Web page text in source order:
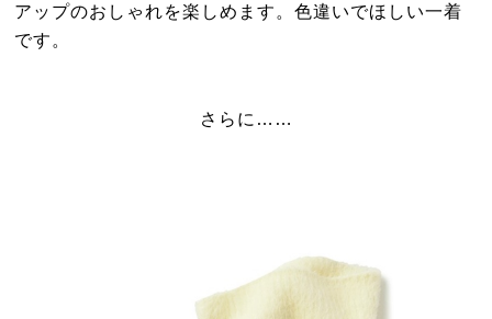
アップのおしゃれを楽しめます。色違いでほしい一着
です。
さらに……